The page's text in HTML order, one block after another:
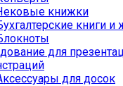
книжки
книги
для
для досок